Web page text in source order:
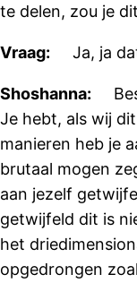
te delen, zou je
Vraag: Ja, ja
Shoshanna:
Je hebt, als wij
manieren heb je
brutaal mogen
aan jezelf
getwijfeld dit is
het
opgedrongen